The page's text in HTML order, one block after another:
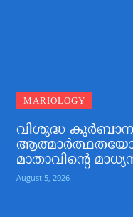
MARIOLOGY
വിശുദ്ധ
മാതാവിന്റെ
August 5, 2026